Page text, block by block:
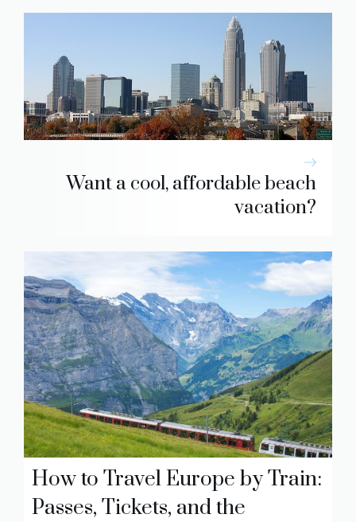
Want a cool, affordable beach
vacation?
How to Travel Europe by Train:
Passes, Tickets, and the